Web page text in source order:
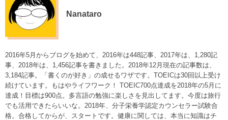
Nanataro
2016年5月からブログを始めて、2016年は448記事、2017年は、1,280記
事、2018年は、1,456記事を書きました。2018年12月現在の記事数は、
3,184記事。「書くのが好き」の成せるワザです。TOEICは30回以上受け
続けています。もはやライフワーク！ TOEIC700点達成を2018年の5月に
達成！目標は900点。多言語の勉強に楽しさを見出してます。今度は旅行
でも活用できたらいいな。2018年、分子栄養学認定カウンセラー試験合
格。合格してからが、スタートです。健康に関しては、本当に知識はチ